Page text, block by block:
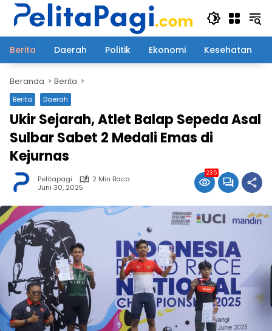
Langsung
Berita
Daerah Politik Ekonomi Kesehatan
Beranda Berita
Berita Daerah
Ukir Sejarah, Atlet Balap Sepeda Asal
Sulbar Sabet 2 Medali Emas di
Kejurnas
Pelitapagi
2 Min Baca
Juni 30, 2025
235